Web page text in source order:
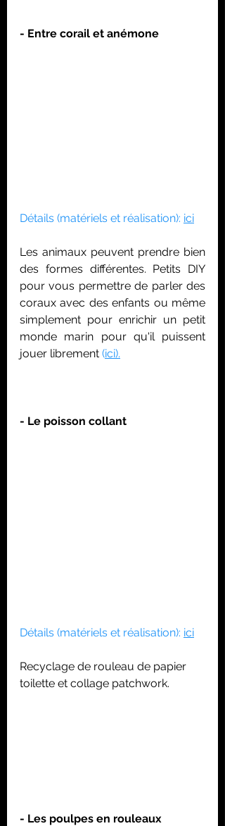
- Entre corail et anémone
Détails (matériels et réalisation): ici
Les animaux peuvent prendre bien
des formes différentes. Petits DIY
pour vous permettre de parler des
coraux avec des enfants ou même
simplement pour enrichir un petit
monde marin pour qu'il puissent
jouer librement (ici).
- Le poisson collant
Détails (matériels et réalisation): ici
Recyclage de rouleau de papier
toilette et collage patchwork.
- Les poulpes en rouleaux